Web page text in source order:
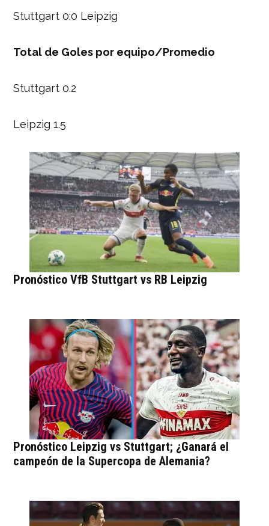
Stuttgart 0:0 Leipzig
Total de Goles por equipo/Promedio
Stuttgart 0.2
Leipzig 1.5
Pronóstico VfB Stuttgart vs RB Leipzig
Pronóstico Leipzig vs Stuttgart; ¿Ganará el
campeón de la Supercopa de Alemania?